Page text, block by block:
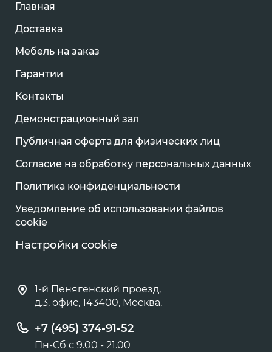
Главная
Доставка
Мебель на заказ
Гарантии
Контакты
Демонстрационный зал
Публичная оферта для физических лиц
Согласие на обработку персональных данных
Политика конфиденциальности
Уведомление об использовании файлов
cookie
Настройки cookie
1-й Пенягенский проезд,
д.3, офис, 143400, Москва.
+7 (495) 374-91-52
Пн-Сб с 9.00 - 21.00